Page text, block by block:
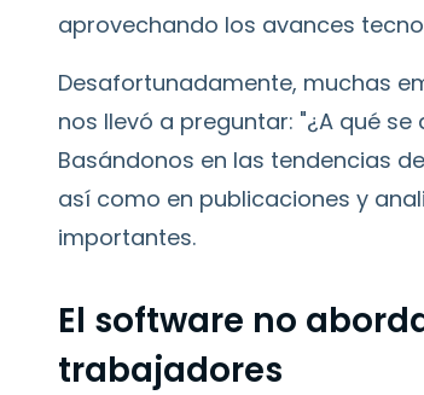
aprovechando los avances
Desafortunadamente, muchas
nos llevó a preguntar: "¿A qué
Basándonos en las tendencias
así como en publicaciones y
importantes.
El software no
trabajadores